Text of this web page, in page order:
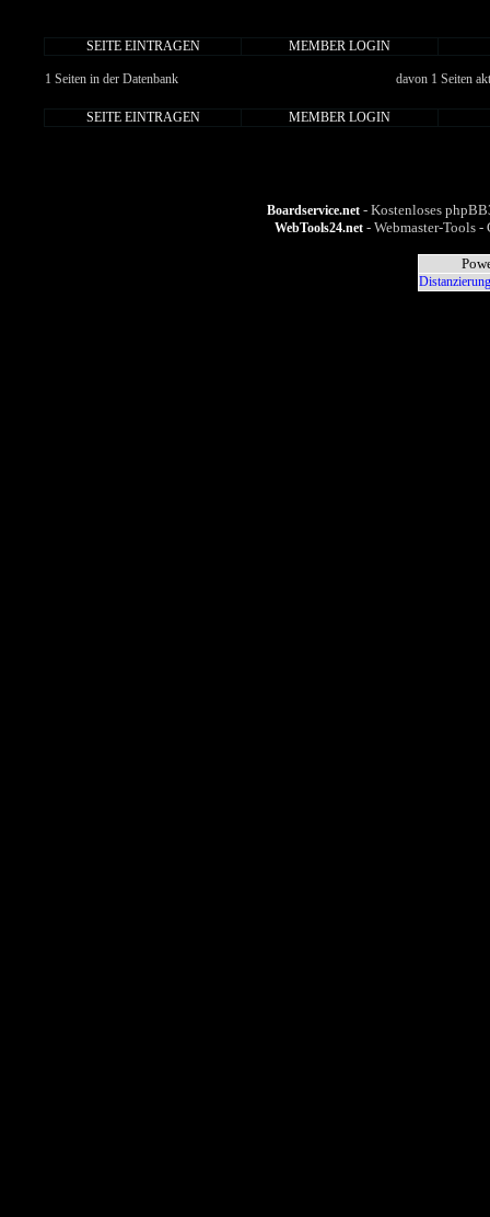
SEITE EINTRAGEN MEMBER LOGIN
1 Seiten in der Datenbank davon 1 Seiten
SEITE EINTRAGEN MEMBER LOGIN
Boardservice.net- Kostenloses
WebTools24.net- Webmaster-Tools -